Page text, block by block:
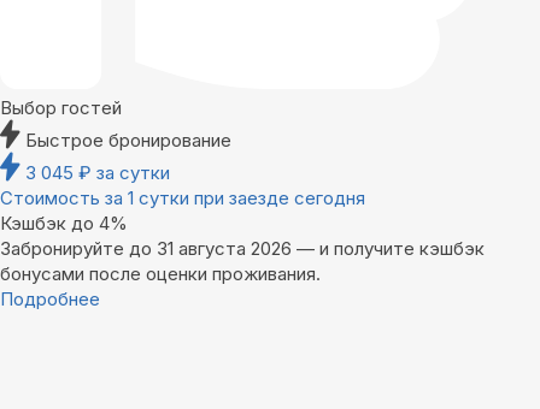
Выбор гостей
Быстрое бронирование
3 045 ₽ за сутки
Стоимость за 1 сутки при заезде сегодня
Кэшбэк до 4%
Забронируйте до 31 августа 2026 — и получите кэшбэк
бонусами после оценки проживания.
Подробнее